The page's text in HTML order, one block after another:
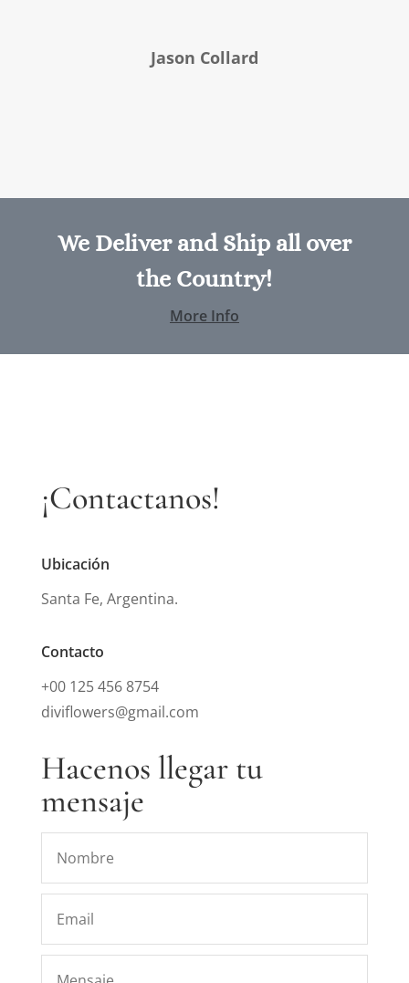
Jason Collard
We Deliver and Ship all over
the Country!
More Info
¡Contactanos!
Ubicación
Santa Fe, Argentina.
Contacto
+00 125 456 8754
diviflowers@gmail.com
Hacenos llegar tu
mensaje